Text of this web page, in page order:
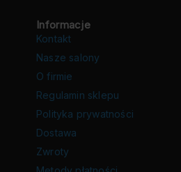
Informacje
Kontakt
Nasze salony
O firmie
Regulamin sklepu
Polityka prywatności
Dostawa
Zwroty